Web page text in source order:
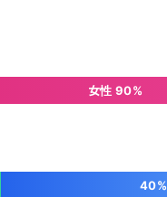
女性 90%
40%